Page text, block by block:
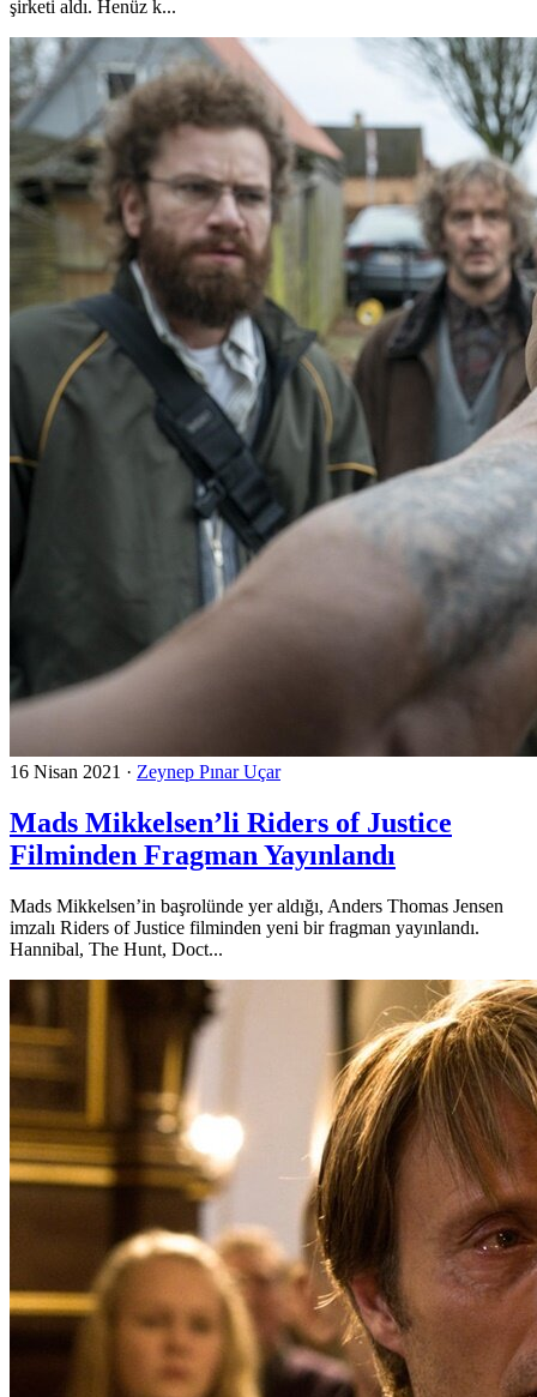
şirketi aldı. Henüz k...
16 Nisan 2021 · Zeynep Pınar Uçar
Mads Mikkelsen’li Riders of Justice
Filminden Fragman Yayınlandı
Mads Mikkelsen’in başrolünde yer aldığı, Anders Thomas Jensen
imzalı Riders of Justice filminden yeni bir fragman yayınlandı.
Hannibal, The Hunt, Doct...